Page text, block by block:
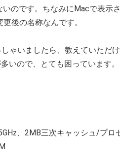
のです。ちなみにMacで表示
後の名称なんです。
ゃいましたら、教えていただ
いので、とても困っています。
、2MB三次キャッシュ/プロ